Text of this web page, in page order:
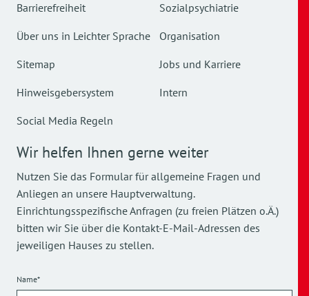
Barrierefreiheit
Über uns in Leichter Sprache
Sitemap
Hinweisgebersystem
Social Media Regeln
Sozialpsychiatrie
Organisation
Jobs und Karriere
Intern
Wir helfen Ihnen gerne weiter
Nutzen Sie das Formular für allgemeine Fragen und
Anliegen an unsere Hauptverwaltung.
Einrichtungsspezifische Anfragen (zu freien Plätzen o.Ä.)
bitten wir Sie über die Kontakt-E-Mail-Adressen des
jeweiligen Hauses zu stellen.
Name*